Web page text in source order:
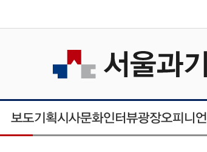
보도기획시사문화인터뷰광장오피니언